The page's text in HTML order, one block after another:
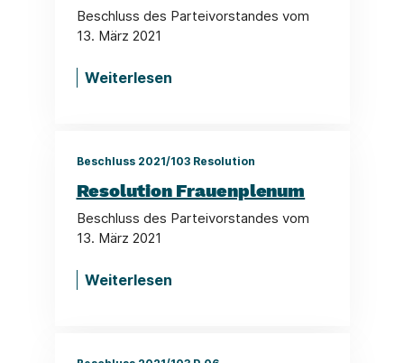
Beschluss des Parteivorstandes vom
13. März 2021
Weiterlesen
Beschluss 2021/103 Resolution
Resolution Frauenplenum
Beschluss des Parteivorstandes vom
13. März 2021
Weiterlesen